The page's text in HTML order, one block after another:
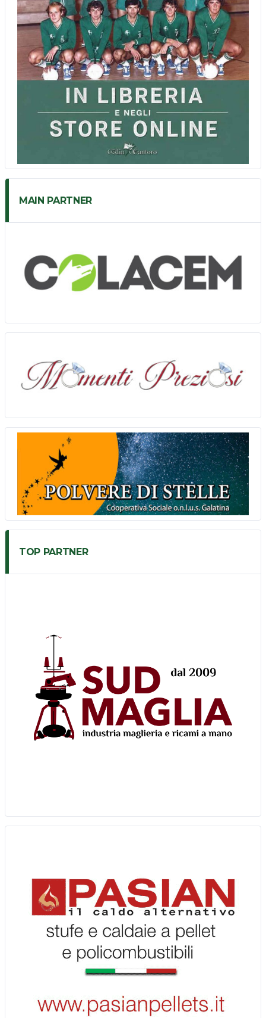
MAIN PARTNER
TOP PARTNER